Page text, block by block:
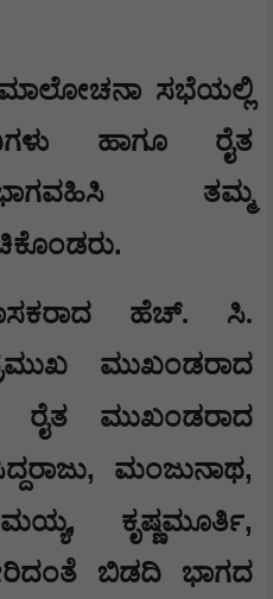
ಸಭೆಯಲ್ಲಿ
ಹಾಗೂ ರೈತ
ತಮ್ಮ
.
ಹೆಚ್. ಸಿ.
ಮುಖಂಡರಾದ
​ರೈತ ಮುಖಂಡರಾದ
, ಮಂಜುನಾಥ,
, ಕೃಷ್ಣಮೂರ್ತಿ,
ಬಿಡದಿ ಭಾಗದ